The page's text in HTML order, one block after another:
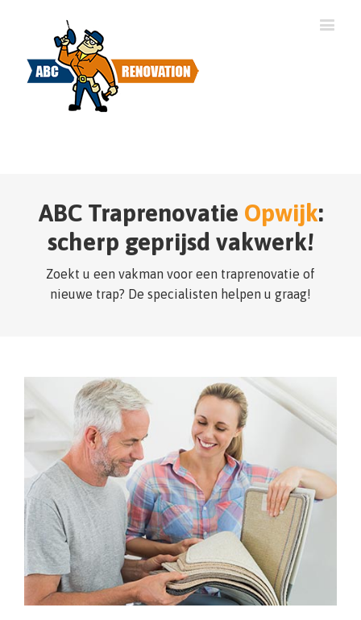
ABC Traprenovatie Opwijk:
scherp geprijsd vakwerk!
Zoekt u een vakman voor een traprenovatie of
nieuwe trap? De specialisten helpen u graag!